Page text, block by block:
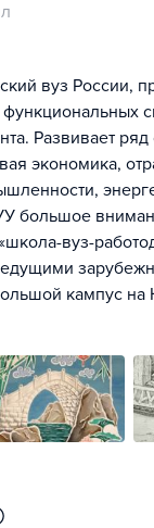
вуз России,
Развивает ряд
экономика,
большое
вуз-
кампус